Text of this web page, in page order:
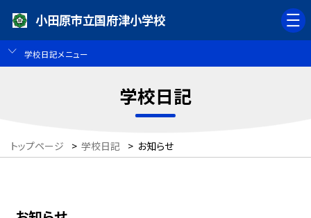
小田原市立国府津小学校
学校日記メニュー
学校日記
トップページ > 学校日記 > お知らせ